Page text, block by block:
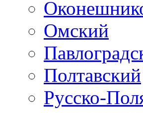
Омский
Полтавский
Русско-